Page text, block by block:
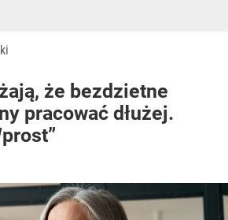
że bezdzietne
pracować dłużej.